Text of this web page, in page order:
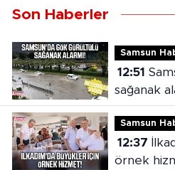
Son Haberler
Samsun
12:51
sağanak
Samsun
12:37
örnek